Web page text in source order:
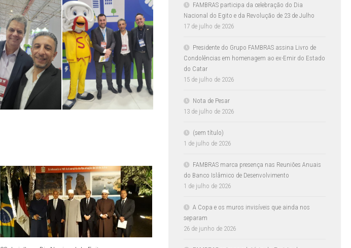
FAMBRAS participa da celebração do Dia
Nacional do Egito e da Revolução de 23 de Julho
17 de julho de 2026
Presidente do Grupo FAMBRAS assina Livro de
Condolências em homenagem ao ex-Emir do Estado
do Catar
15 de julho de 2026
Nota de Pesar
13 de julho de 2026
(sem título)
1 de julho de 2026
FAMBRAS marca presença nas Reuniões Anuais
do Banco Islâmico de Desenvolvimento
1 de julho de 2026
A Copa e os muros invisíveis que ainda nos
separam
26 de junho de 2026